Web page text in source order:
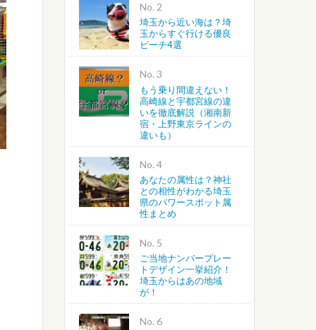
上尾・桶川・北本・鴻巣・
蓮田・白岡・久喜・幸手・南
No.
埼玉から近い海は？埼
玉からすぐ行ける優良
ビーチ4選
No.
もう乗り間違えない！
高崎線と宇都宮線の違
いを徹底解説（湘南新
宿・上野東京ラインの
違いも）
No.
あなたの属性は？神社
との相性がわかる埼玉
県のパワースポット属
性まとめ
No.
ご当地ナンバープレー
トデザイン一挙紹介！
埼玉からはあの地域
が！
No.